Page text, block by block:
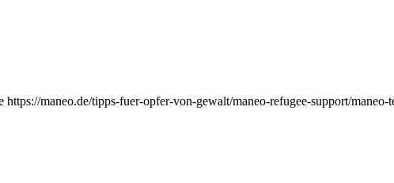
maneo.de/tipps-fuer-opfer-von-gewalt/maneo-refugee-support/maneo-